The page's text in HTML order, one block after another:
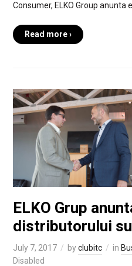
Consumer, ELKO Group anunta
Read more ›
ELKO Grup
distributorului
July 7, 2017 byclubitc in
Disabled